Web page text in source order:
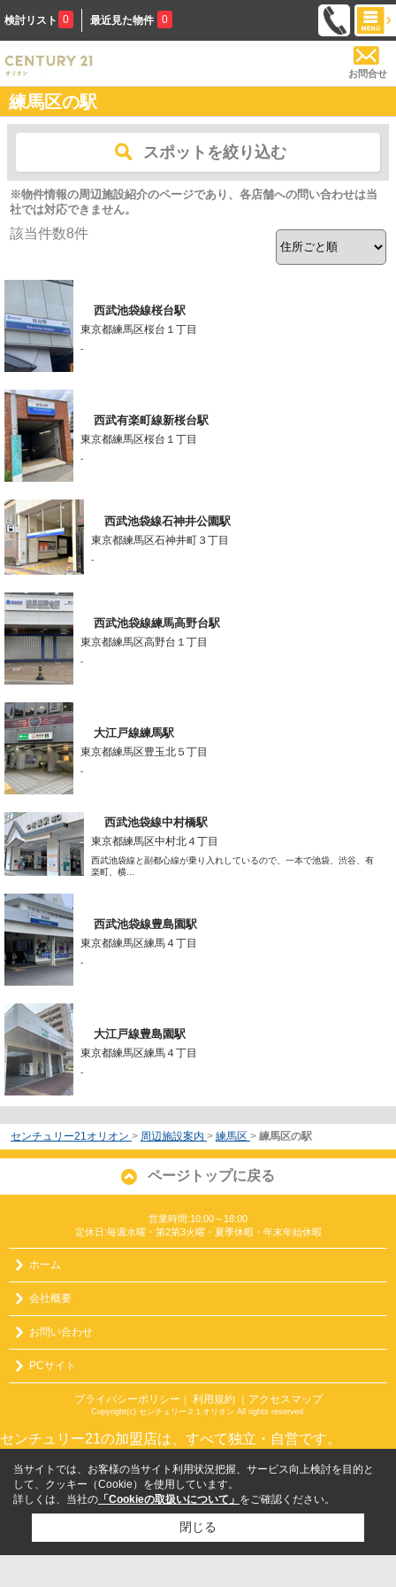
検討リスト 0 最近見た物件 0
お問合せ
練馬区の駅
スポットを絞り込む
※物件情報の周辺施設紹介のページであり、各店舗への問い合わせは当
社では対応できません。
該当件数8件
西武池袋線桜台駅
東京都練馬区桜台１丁目
-
西武有楽町線新桜台駅
東京都練馬区桜台１丁目
-
西武池袋線石神井公園駅
東京都練馬区石神井町３丁目
-
西武池袋線練馬高野台駅
東京都練馬区高野台１丁目
-
大江戸線練馬駅
東京都練馬区豊玉北５丁目
-
西武池袋線中村橋駅
東京都練馬区中村北４丁目
西武池袋線と副都心線が乗り入れしているので、一本で池袋、渋谷、有
楽町、横...
西武池袋線豊島園駅
東京都練馬区練馬４丁目
-
大江戸線豊島園駅
東京都練馬区練馬４丁目
-
センチュリー21オリオン > 周辺施設案内 > 練馬区 > 練馬区の駅
ページトップに戻る
営業時間:10:00～18:00
定休日:毎週水曜・第2第3火曜・夏季休暇・年末年始休暇
ホーム
会社概要
お問い合わせ
PCサイト
プライバシーポリシー ｜ 利用規約 ｜アクセスマップ
Copyright(c) センチュリー２１オリオン All rights reserved.
センチュリー21の加盟店は、すべて独立・自営です。
当サイトでは、お客様の当サイト利用状況把握、サービス向上検討を目的と
して、クッキー（Cookie）を使用しています。
詳しくは、当社の 「Cookieの取扱いについて」 をご確認ください。
閉じる